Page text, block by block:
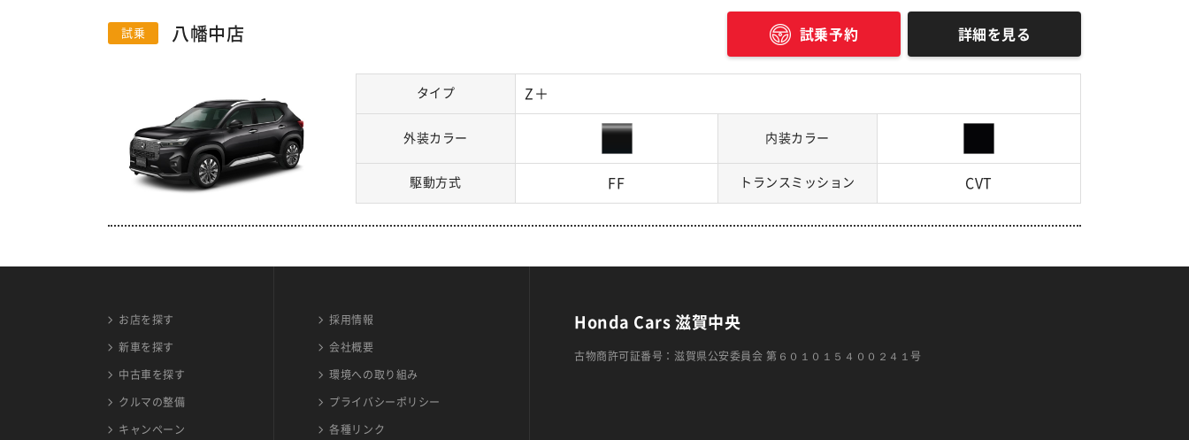
試乗 八幡中店
タイプ Z＋
外装カラー 内装カラー
駆動方式 FF トランスミッション CVT
試乗予約 詳細を見る
お店を探す
新車を探す
中古車を探す
クルマの整備
キャンペーン
採用情報
会社概要
環境への取り組み
プライバシーポリシー
各種リンク
Honda Cars 滋賀中央
古物商許可証番号：滋賀県公安委員会 第６０１０１５４００２４１号